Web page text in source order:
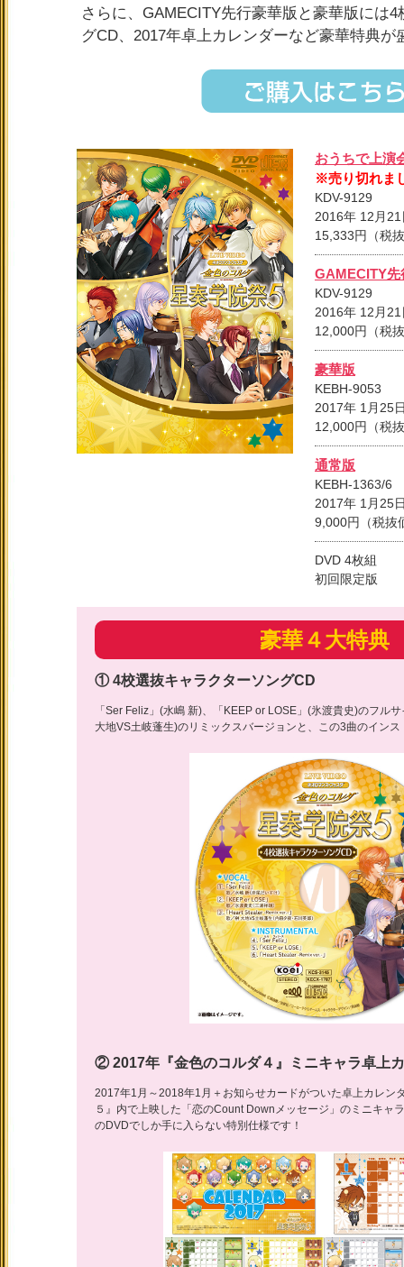
さらに、GAMECITY先行豪華版と豪華版には
グCD、2017年卓上カレンダーなど豪華特典が
おうちで上演
※売り切れま
KDV-9129
2016年 12月21
15,333円（税
GAMECITY先
KDV-9129
2016年 12月21
12,000円（税
豪華版
KEBH-9053
2017年 1月25
12,000円（税
通常版
KEBH-1363/6
2017年 1月25
9,000円（税抜
DVD 4枚組
初回限定版
豪華４大特典
① 4校選抜キャラクターソングCD
「Ser Feliz」(水嶋 新)、「KEEP or LOSE」(氷渡貴史)のフル
大地VS土岐蓬生)のリミックスバージョンと、この3曲のイン
② 2017年『金色のコルダ４』ミニキャラ卓上
2017年1月～2018年1月＋お知らせカードがついた卓上カレン
５』内で上映した「恋のCount Downメッセージ」のミニキャ
のDVDでしか手に入らない特別仕様です！